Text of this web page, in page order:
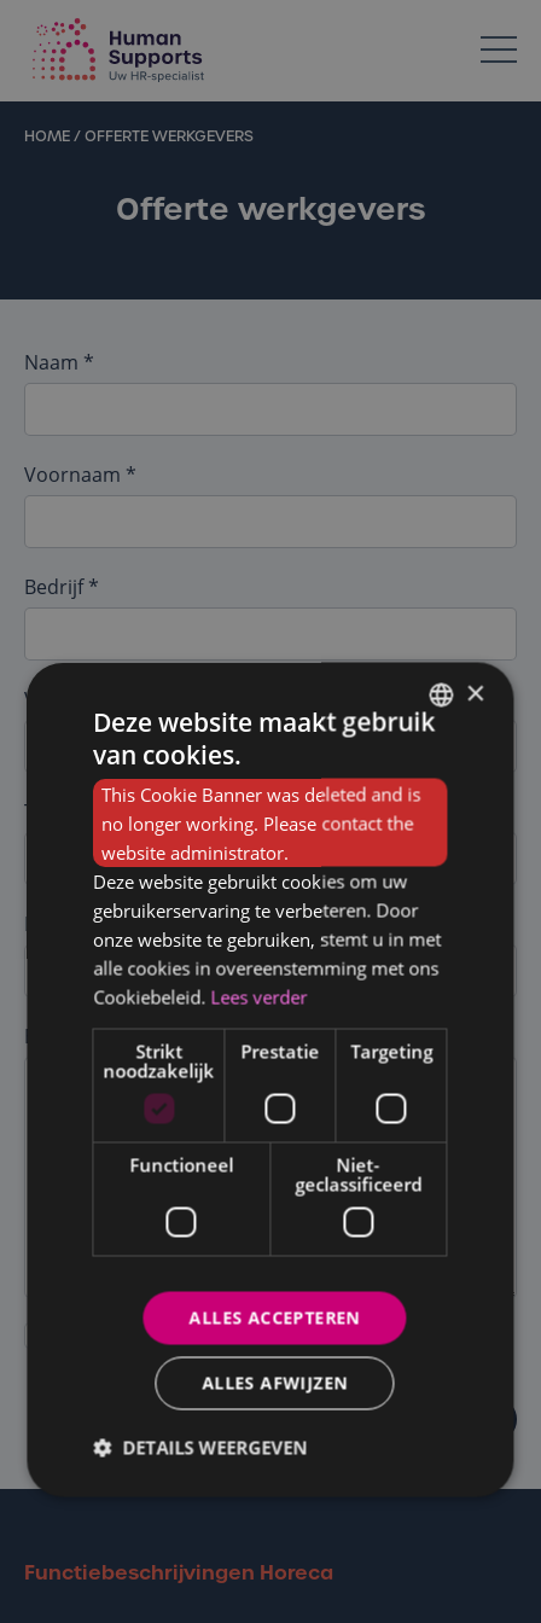
Votre spécialiste en ressources humaines dans l’Horeca
HOME/OFFERTE WERKGEVERS
Offerte werkgevers
Naam *
Voornaam *
Bedrijf *
VAT *
Telefoon *
Email *
Bericht *
Ik accepteer het gegevensbeschermingsbeleid van Human
Functiebeschrijvingen Horeca
DUTCH
×
Deze website maakt gebruik
van cookies.
This Cookie Banner was deleted and is
no longer working. Please contact the
website administrator.
Deze website gebruikt cookies om uw
gebruikerservaring te verbeteren. Door
onze website te gebruiken, stemt u in met
alle cookies in overeenstemming met ons
Cookiebeleid. Lees verder
Strikt
noodzakelijk
Prestatie Targeting
Functioneel
Niet-
geclassificeerd
ALLES ACCEPTEREN
ALLES AFWIJZEN
DETAILS WEERGEVEN